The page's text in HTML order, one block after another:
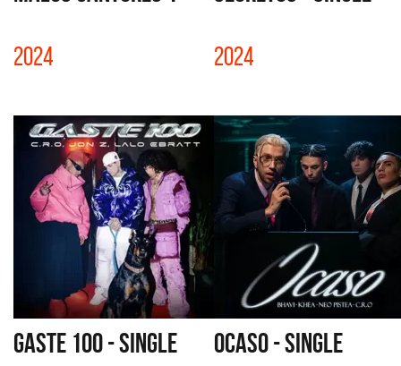
2024 2024
GASTE 100 - SINGLE OCASO - SINGLE